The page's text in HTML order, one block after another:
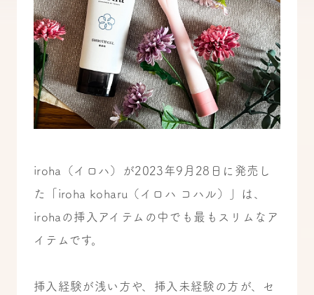
iroha（イロハ）が2023年9月28日に発売し
た「iroha koharu（イロハ コハル）」は、
irohaの挿入アイテムの中でも最もスリムなア
イテムです。
挿入経験が浅い方や、挿入未経験の方が、セ